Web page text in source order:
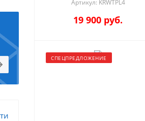
Артикул: KRWTPL4
19 900 руб.
СПЕЦПРЕДЛОЖЕНИЕ